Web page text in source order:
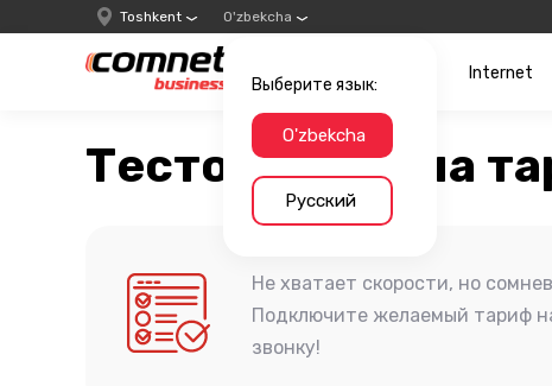
Toshkent O'zbekcha
Выберите язык:
O'zbekcha
Русский
Internet
Тестовая смена
Не хватает скорости, но
Подключите желаемый тариф
звонку!